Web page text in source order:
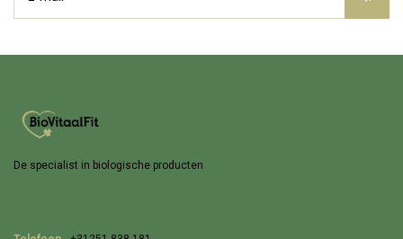
De specialist in biologische producten